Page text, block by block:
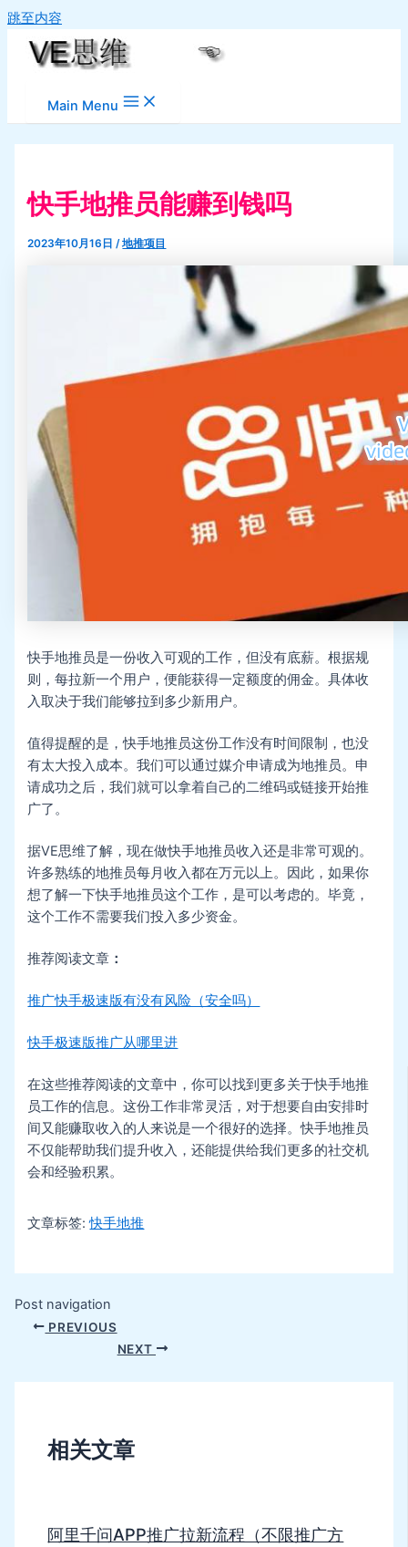
跳至内容
Main Menu
快手地推员能赚到钱吗
2023年10月16日/地推项目
快手地推员是一份收入可观的工作，但没有底薪。根据规
则，每拉新一个用户，便能获得一定额度的佣金。具体收
入取决于我们能够拉到多少新用户。
值得提醒的是，快手地推员这份工作没有时间限制，也没
有太大投入成本。我们可以通过媒介申请成为地推员。申
请成功之后，我们就可以拿着自己的二维码或链接开始推
广了。
据VE思维了解，现在做快手地推员收入还是非常可观的。
许多熟练的地推员每月收入都在万元以上。因此，如果你
想了解一下快手地推员这个工作，是可以考虑的。毕竟，
这个工作不需要我们投入多少资金。
推荐阅读文章 ：
推广快手极速版有没有风险（安全吗）
快手极速版推广从哪里进
在这些推荐阅读的文章中，你可以找到更多关于快手地推
员工作的信息。这份工作非常灵活，对于想要自由安排时
间又能赚取收入的人来说是一个很好的选择。快手地推员
不仅能帮助我们提升收入，还能提供给我们更多的社交机
会和经验积累。
文章标签:快手地推
Post navigation
PREVIOUS
NEXT
相关文章
阿里千问APP推广拉新流程（不限推广方